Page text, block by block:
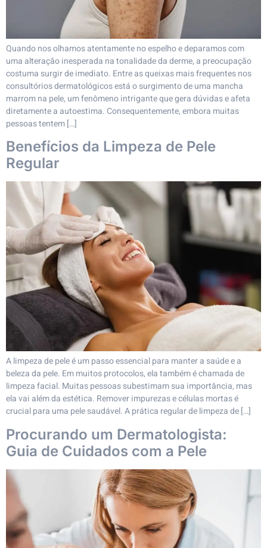
Quando nos olhamos atentamente no espelho e deparamos com
uma alteração inesperada na tonalidade da derme, a preocupação
costuma surgir de imediato. Entre as queixas mais frequentes nos
consultórios dermatológicos está o surgimento de uma mancha
marrom na pele, um fenômeno intrigante que gera dúvidas e afeta
diretamente a autoestima. Consequentemente, embora muitas
pessoas tentem […]
Benefícios da Limpeza de Pele
Regular
A limpeza de pele é um passo essencial para manter a saúde e a
beleza da pele. Em muitos protocolos, ela também é chamada de
limpeza facial. Muitas pessoas subestimam sua importância, mas
ela vai além da estética. Remover impurezas e células mortas é
crucial para uma pele saudável. A prática regular de limpeza de […]
Procurando um Dermatologista:
Guia de Cuidados com a Pele